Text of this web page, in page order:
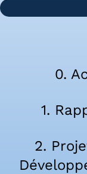
0.
1.
2.